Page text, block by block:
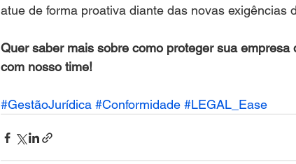
atue de forma proativa diante das novas exigências
Quer saber mais sobre como proteger sua
com nosso time!
#GestãoJurídica #Conformidade #LEGAL_Ease